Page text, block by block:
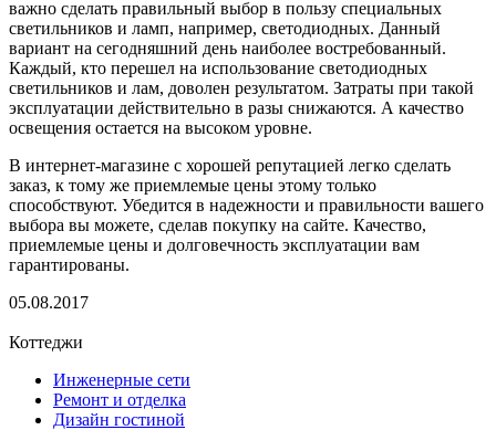
важно сделать правильный выбор в пользу специальных
светильников и ламп, например, светодиодных. Данный
вариант на сегодняшний день наиболее востребованный.
Каждый, кто перешел на использование светодиодных
светильников и лам, доволен результатом. Затраты при такой
эксплуатации действительно в разы снижаются. А качество
освещения остается на высоком уровне.
В интернет-магазине с хорошей репутацией легко сделать
заказ, к тому же приемлемые цены этому только
способствуют. Убедится в надежности и правильности вашего
выбора вы можете, сделав покупку на сайте. Качество,
приемлемые цены и долговечность эксплуатации вам
гарантированы.
05.08.2017
Коттеджи
Инженерные сети
Ремонт и отделка
Дизайн гостиной